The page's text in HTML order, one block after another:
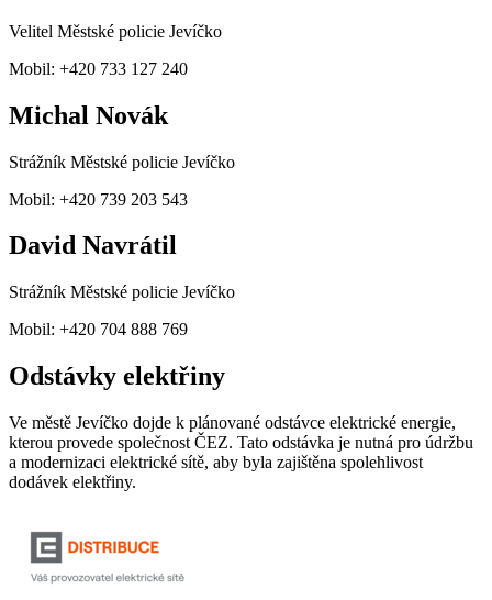
Velitel Městské policie Jevíčko
Mobil: +420 733 127 240
Michal Novák
Strážník Městské policie Jevíčko
Mobil: +420 739 203 543
David Navrátil
Strážník Městské policie Jevíčko
Mobil: +420 704 888 769
Odstávky elektřiny
Ve městě Jevíčko dojde k plánované odstávce elektrické energie,
kterou provede společnost ČEZ. Tato odstávka je nutná pro údržbu
a modernizaci elektrické sítě, aby byla zajištěna spolehlivost
dodávek elektřiny.